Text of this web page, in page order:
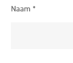
Naam*